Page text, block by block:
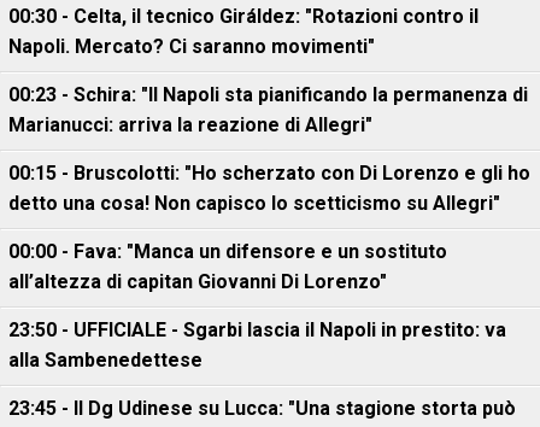
00:30 - Celta, il tecnico Giráldez: "Rotazioni contro il
Napoli. Mercato? Ci saranno movimenti"
00:23 - Schira: "Il Napoli sta pianificando la permanenza di
Marianucci: arriva la reazione di Allegri"
00:15 - Bruscolotti: "Ho scherzato con Di Lorenzo e gli ho
detto una cosa! Non capisco lo scetticismo su Allegri"
00:00 - Fava: "Manca un difensore e un sostituto
all’altezza di capitan Giovanni Di Lorenzo"
23:50 - UFFICIALE - Sgarbi lascia il Napoli in prestito: va
alla Sambenedettese
23:45 - Il Dg Udinese su Lucca: "Una stagione storta può